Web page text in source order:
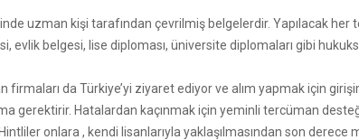
uzman kişi tarafından çevrilmiş belgelerdir. Yapılacak
evlik belgesi, lise diploması, üniversite diplomaları gibi
da Türkiye’yi ziyaret ediyor ve alım yapmak için
gerektirir. Hatalardan kaçınmak için yeminli tercüman
onlara , kendi lisanlarıyla yaklaşılmasından son